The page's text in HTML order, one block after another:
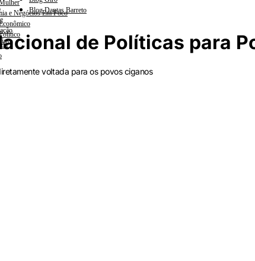
e Negócios Em Foco
Blog Dantas Barreto
de Políticas para
voltada para os povos ciganos